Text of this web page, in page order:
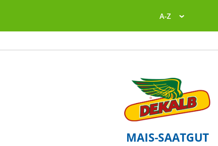
A-Z
MAIS-SAATGUT